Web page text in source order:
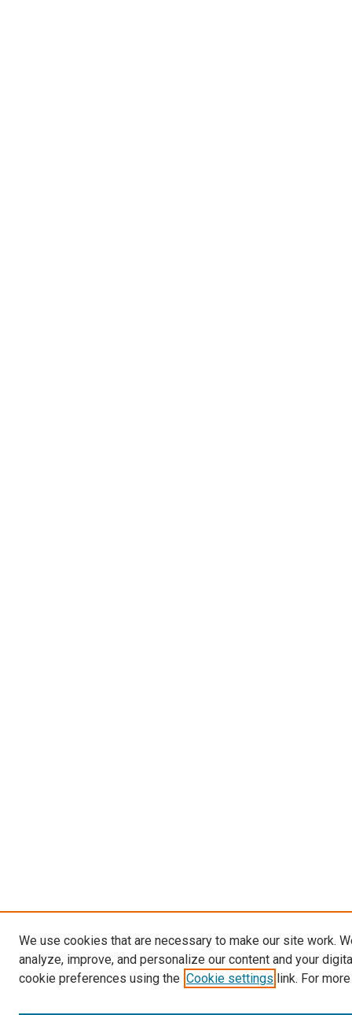
We use cookies that are necessary to make our site work.
analyze, improve, and personalize our content and your
cookie preferences using the Cookie settings link. For